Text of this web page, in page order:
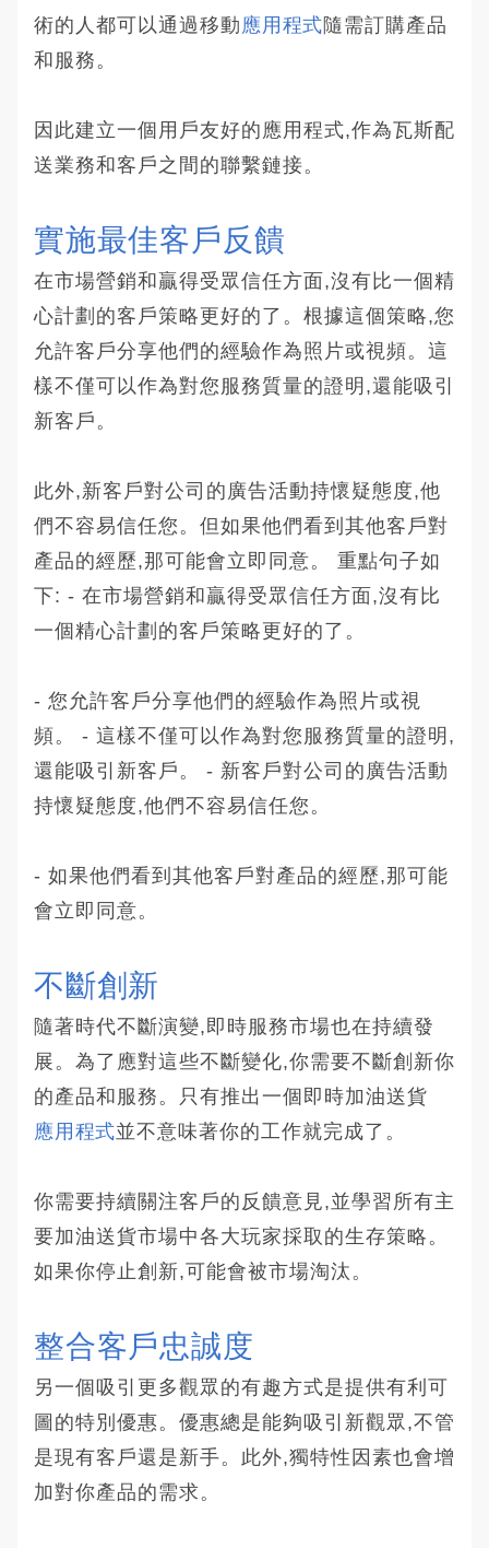
術的人都可以通過移動 應用程式隨需訂購產品
和服務。
因此建立一個用戶友好的應用程式,作為瓦斯配
送業務和客戶之間的聯繫鏈接。
實施最佳客戶反饋
在市場營銷和贏得受眾信任方面,沒有比一個精
心計劃的客戶策略更好的了。根據這個策略,您
允許客戶分享他們的經驗作為照片或視頻。這
樣不僅可以作為對您服務質量的證明,還能吸引
新客戶。
此外,新客戶對公司的廣告活動持懷疑態度,他
們不容易信任您。但如果他們看到其他客戶對
產品的經歷,那可能會立即同意。 重點句子如
下: - 在市場營銷和贏得受眾信任方面,沒有比
一個精心計劃的客戶策略更好的了。
- 您允許客戶分享他們的經驗作為照片或視
頻。 - 這樣不僅可以作為對您服務質量的證明,
還能吸引新客戶。 - 新客戶對公司的廣告活動
持懷疑態度,他們不容易信任您。
- 如果他們看到其他客戶對產品的經歷,那可能
會立即同意。
不斷創新
隨著時代不斷演變,即時服務市場也在持續發
展。為了應對這些不斷變化,你需要不斷創新你
的產品和服務。只有推出一個即時加油送貨
應用程式並不意味著你的工作就完成了。
你需要持續關注客戶的反饋意見,並學習所有主
要加油送貨市場中各大玩家採取的生存策略。
如果你停止創新,可能會被市場淘汰。
整合客戶忠誠度
另一個吸引更多觀眾的有趣方式是提供有利可
圖的特別優惠。優惠總是能夠吸引新觀眾,不管
是現有客戶還是新手。此外,獨特性因素也會增
加對你產品的需求。